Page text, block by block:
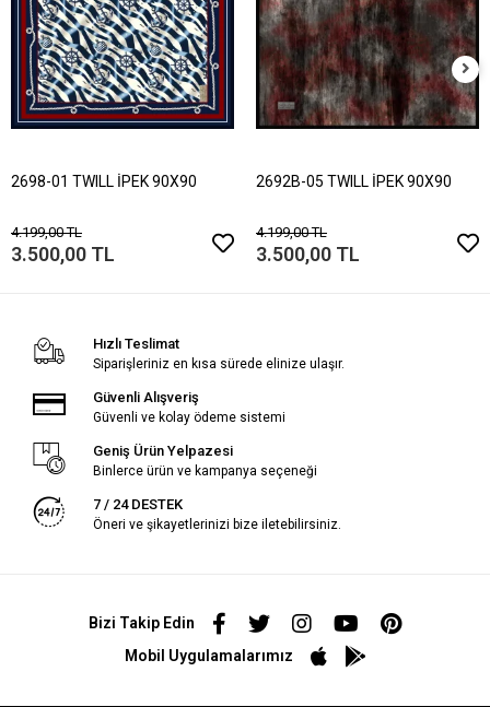
2698-01 TWILL İPEK 90X90
4.199,00 TL
3.500,00 TL
2692B-05 TWILL İPEK 90X90
4.199,00 TL
3.500,00 TL
Hızlı Teslimat
Siparişleriniz en kısa sürede elinize ulaşır.
Güvenli Alışveriş
Güvenli ve kolay ödeme sistemi
Geniş Ürün Yelpazesi
Binlerce ürün ve kampanya seçeneği
7 / 24 DESTEK
Öneri ve şikayetlerinizi bize iletebilirsiniz.
Bizi Takip Edin
Mobil Uygulamalarımız